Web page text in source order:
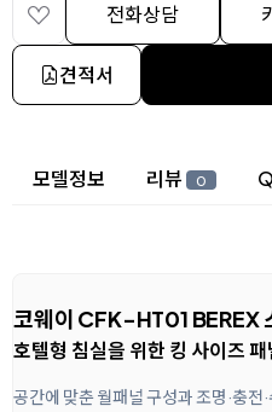
전화상담
견적서
상세 정보
모델정보 리뷰 0
코웨이 CFK-HT01 BEREX
호텔형 침실을 위한 킹 사이즈
공간에 맞춘 월패널 구성과 조명·충전